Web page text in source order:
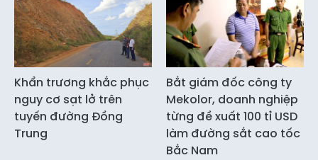
Khẩn trương khắc phục
nguy cơ sạt lở trên
tuyến đường Đồng
Trung
Bắt giám đốc công ty
Mekolor, doanh nghiệp
từng đề xuất 100 tỉ USD
làm đường sắt cao tốc
Bắc Nam